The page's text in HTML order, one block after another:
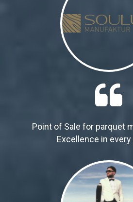

Point of Sale for parquet
Excellence in every